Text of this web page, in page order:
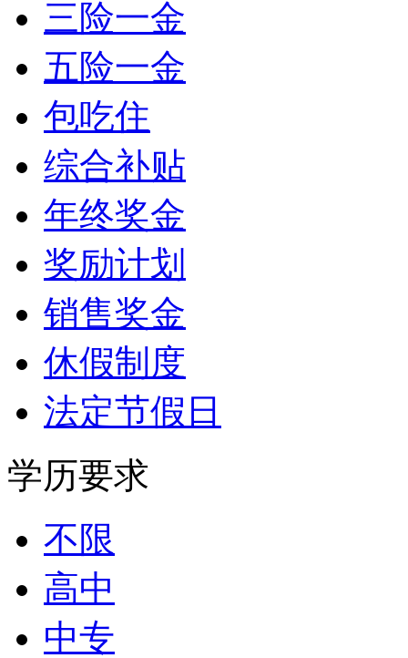
三险一金
五险一金
包吃住
综合补贴
年终奖金
奖励计划
销售奖金
休假制度
法定节假日
学历要求
不限
高中
中专